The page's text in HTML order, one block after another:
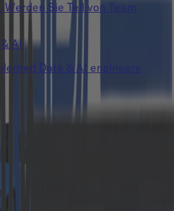
Sie Teil von Team
AI
Data & AI engineers